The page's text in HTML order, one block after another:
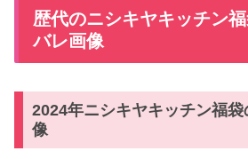
歴代のニシキヤキッチン
バレ画像
2024年ニシキヤキッチン福
像